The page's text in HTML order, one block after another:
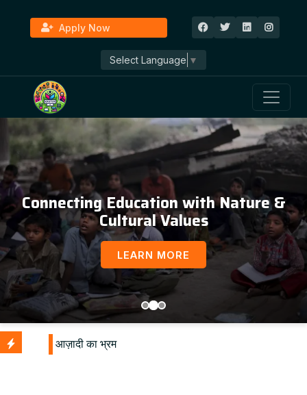
Apply Now
Select Language ▼
Connecting Education with Nature &
Cultural Values
LEARN MORE